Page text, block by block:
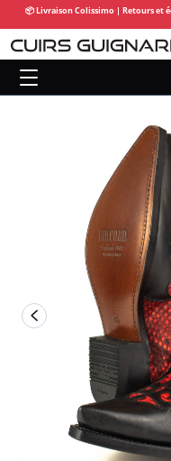
📦 Livraison Colissimo | Retours et